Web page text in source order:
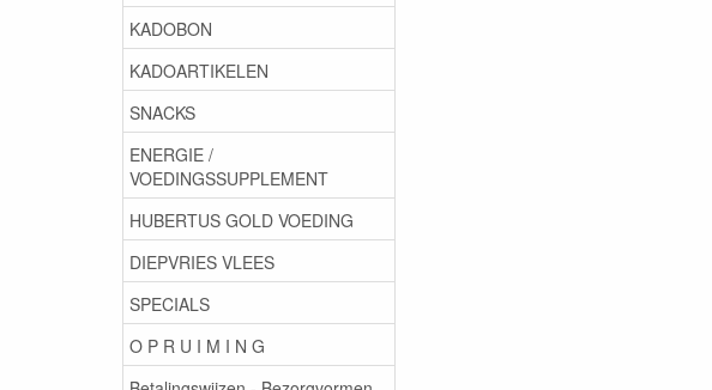
KADOBON
KADOARTIKELEN
SNACKS
ENERGIE /
VOEDINGSSUPPLEMENT
HUBERTUS GOLD VOEDING
DIEPVRIES VLEES
SPECIALS
O P R U I M I N G